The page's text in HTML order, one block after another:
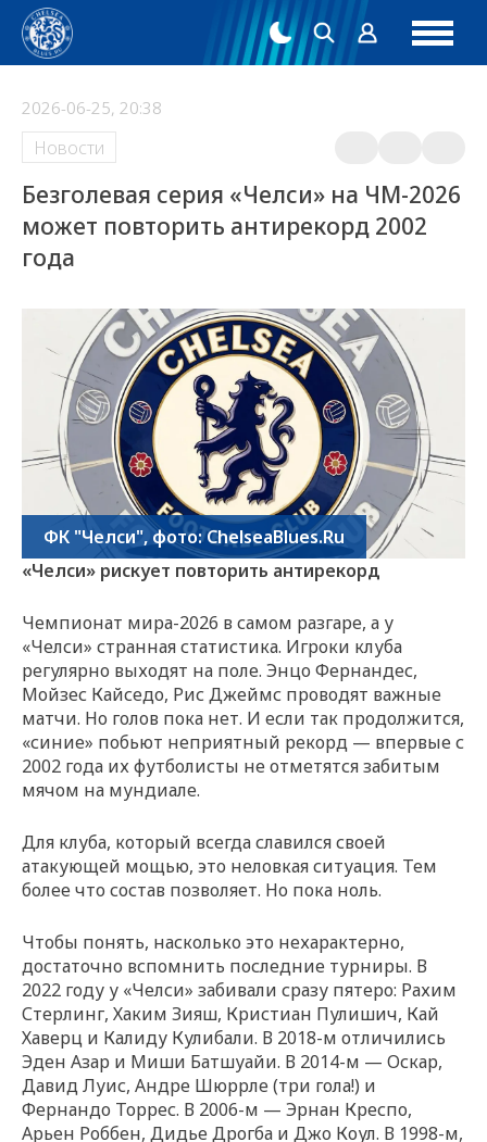
2026-06-25, 20:38
Новости
Безголевая серия «Челси» на ЧМ-2026
может повторить антирекорд 2002
года
ФК "Челси", фото: ChelseaBlues.Ru
«Челси» рискует повторить антирекорд
Чемпионат мира-2026 в самом разгаре, а у
«Челси» странная статистика. Игроки клуба
регулярно выходят на поле. Энцо Фернандес,
Мойзес Кайседо, Рис Джеймс проводят важные
матчи. Но голов пока нет. И если так продолжится,
«синие» побьют неприятный рекорд — впервые с
2002 года их футболисты не отметятся забитым
мячом на мундиале.
Для клуба, который всегда славился своей
атакующей мощью, это неловкая ситуация. Тем
более что состав позволяет. Но пока ноль.
Чтобы понять, насколько это нехарактерно,
достаточно вспомнить последние турниры. В
2022 году у «Челси» забивали сразу пятеро: Рахим
Стерлинг, Хаким Зияш, Кристиан Пулишич, Кай
Хаверц и Калиду Кулибали. В 2018-м отличились
Эден Азар и Миши Батшуайи. В 2014-м — Оскар,
Давид Луис, Андре Шюррле (три гола!) и
Фернандо Торрес. В 2006-м — Эрнан Креспо,
Арьен Роббен, Дидье Дрогба и Джо Коул. В 1998-м,